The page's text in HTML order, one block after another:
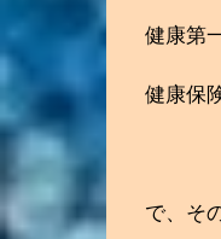
健康第
健康保
で、そ